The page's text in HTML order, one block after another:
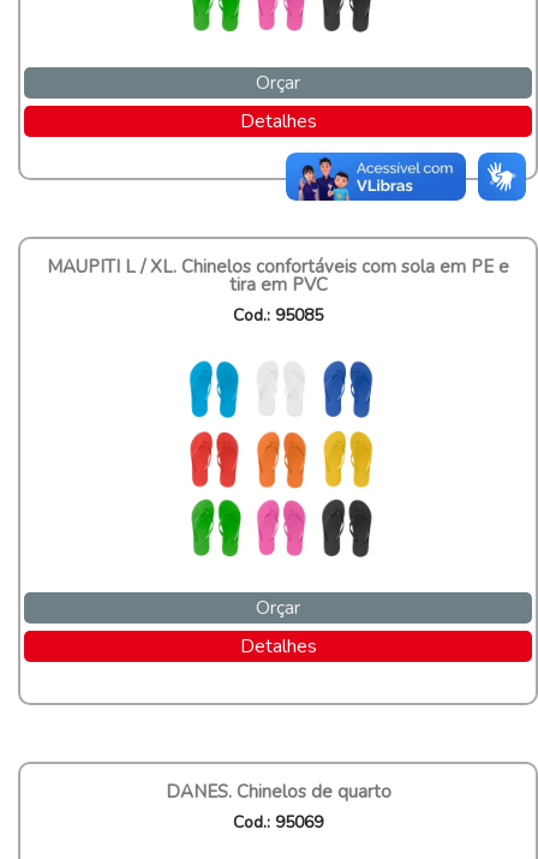
Orçar
Detalhes
MAUPITI L / XL. Chinelos confortáveis com sola em PE e
tira em PVC
Cod.: 95085
Orçar
Detalhes
DANES. Chinelos de quarto
Cod.: 95069